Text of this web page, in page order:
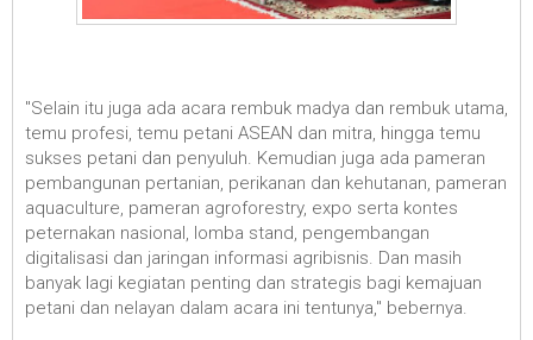
"Selain itu juga ada acara rembuk madya dan rembuk utama,
temu profesi, temu petani ASEAN dan mitra, hingga temu
sukses petani dan penyuluh. Kemudian juga ada pameran
pembangunan pertanian, perikanan dan kehutanan, pameran
aquaculture, pameran agroforestry, expo serta kontes
peternakan nasional, lomba stand, pengembangan
digitalisasi dan jaringan informasi agribisnis. Dan masih
banyak lagi kegiatan penting dan strategis bagi kemajuan
petani dan nelayan dalam acara ini tentunya," bebernya.